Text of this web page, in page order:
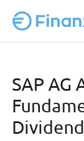
SAP AG